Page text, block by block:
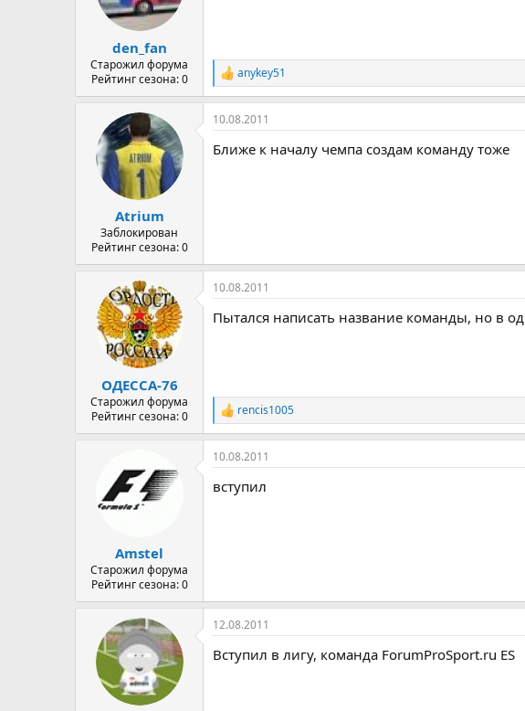
den_fan
Старожил форума
Рейтинг сезона: 0
Р
е
а
к
и
anykey51
Atrium
Заблокирован
Рейтинг сезона: 0
10.08.2011
Ближе к началу чемпа создам команду тоже
ОДЕССА-76
Старожил форума
Рейтинг сезона: 0
10.08.2011
Пытался написать название команды, но в
Р
е
а
к
и
rencis1005
Amstel
Старожил форума
Рейтинг сезона: 0
10.08.2011
вступил
12.08.2011
Вступил в лигу, команда ForumProSport.ru ES